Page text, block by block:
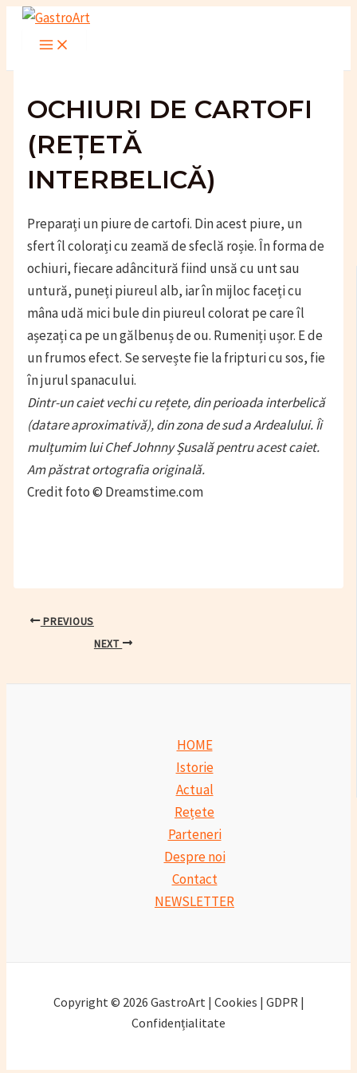
Skip
Main
OCHIURI DE CARTOFI
(REȚETĂ
INTERBELICĂ)
Preparați un piure de cartofi. Din acest piure, un
sfert îl colorați cu zeamă de sfeclă roșie. În forma de
ochiuri, fiecare adâncitură fiind unsă cu unt sau
untură, puneți piureul alb, iar în mijloc faceți cu
mâna udă mici bule din piureul colorat pe care îl
așezați ca pe un gălbenuș de ou. Rumeniți ușor. E de
un frumos efect. Se servește fie la fripturi cu sos, fie
în jurul spanacului.
Dintr-un caiet vechi cu rețete, din perioada interbelică
(datare aproximativă), din zona de sud a Ardealului. Îi
mulțumim lui Chef Johnny Șusală pentru acest caiet.
Am păstrat ortografia originală.
Credit foto © Dreamstime.com
PostPREVIOUS
NEXT
HOME
Istorie
Actual
Rețete
Parteneri
Despre noi
Contact
NEWSLETTER
Copyright © 2026 GastroArt | Cookies | GDPR |
Confidențialitate